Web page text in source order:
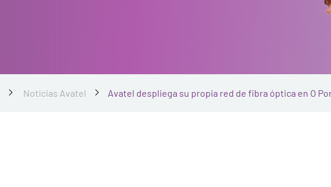
Noticias Avatel Avatel despliega su propia red de fibra óptica en O